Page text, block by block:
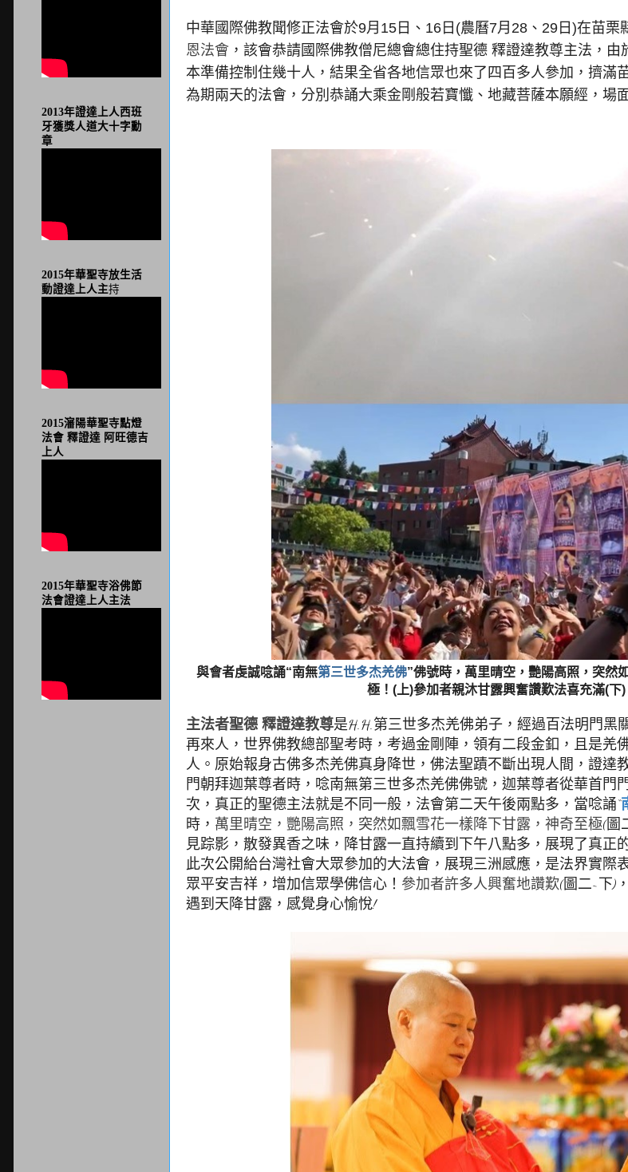
中華國際佛教聞修正法會於9月15日、16日(農曆7月28、29日)在苗栗
恩法會 ，該會恭請國際佛教僧尼總會總住持聖德 釋證達教尊主法，由
本準備控制住幾十人，結果全省各地信眾也來了四百多人參加，擠滿
為期兩天的法會，分別恭誦大乘金剛般若寶懺、地藏菩薩本願經，場
與會者虔誠唸誦“南無第三世多杰羌佛”佛號時，萬里晴空，艷陽高照，突然
極！(上)參加者親沐甘露興奮讚歎法喜充滿(下)
主法者聖德 釋證達教尊是H.H.第三世多杰羌佛弟子，經過百法明門黑
再來人，世界佛教總部聖考時，考過金剛陣，領有二段金釦，且是羌
人。原始報身古佛多杰羌佛真身降世，佛法聖蹟不斷出現人間，證達
門朝拜迦葉尊者時，唸南無第三世多杰羌佛佛號，迦葉尊者從華首門
次，真正的聖德主法就是不同一般，法會第二天午後兩點多，當唸誦“
時， 萬里晴空，艷陽高照，突然如飄雪花一樣降下甘露，神奇至極(圖
見踪影，散發異香之味，降甘露一直持續到下午八點多，展現了真正
此次公開給台灣社會大眾參加的大法會，展現三洲感應，是法界實際
眾平安吉祥，增加信眾學佛信心！ 參加者許多人興奮地讚歎(圖二~下)
遇到天降甘露，感覺身心愉悅!
2013年證達上人西班
牙獲獎人道大十字勳
章
2015年華聖寺放生活
動證達上人主持
2015瀋陽華聖寺點燈
法會 釋證達 阿旺德吉
上人
2015年華聖寺浴佛節
法會證達上人主法